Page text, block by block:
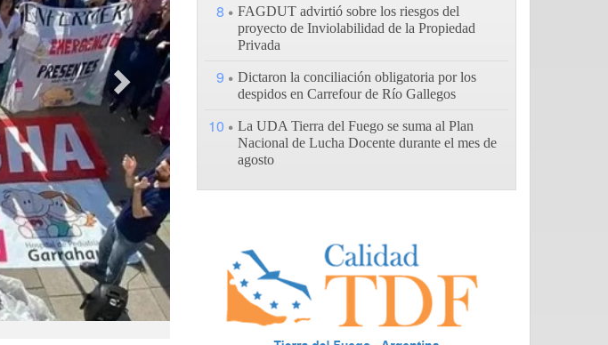
8
FAGDUT advirtió sobre los riesgos del
proyecto de Inviolabilidad de la Propiedad
Privada
9
Dictaron la conciliación obligatoria por los
despidos en Carrefour de Río Gallegos
10
La UDA Tierra del Fuego se suma al Plan
Nacional de Lucha Docente durante el mes de
agosto